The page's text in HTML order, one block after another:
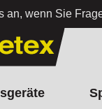
an, wenn Sie